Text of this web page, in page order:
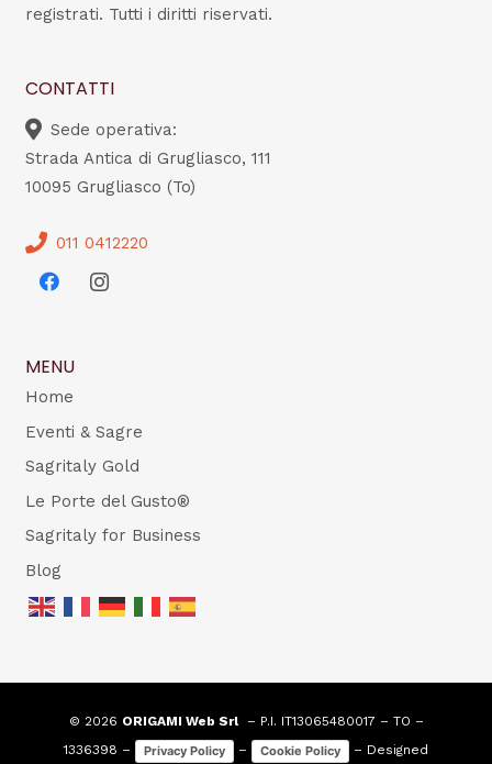
registrati. Tutti i diritti riservati.
CONTATTI
Sede operativa:
Strada Antica di Grugliasco, 111
10095 Grugliasco (To)
011 0412220
MENU
Home
Eventi & Sagre
Sagritaly Gold
Le Porte del Gusto®
Sagritaly for Business
Blog
© 2026 ORIGAMI Web Srl– P.I. IT13065480017 – TO –
1336398 –
Privacy Policy – Cookie Policy – Designed